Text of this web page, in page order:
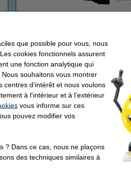
biseautée
2 - 5 mm (Artline 90)
4 - 12 mm (Edding 800)
5 - 15 mm (Edding 850)
7,5 - 12 mm (Artline 100)
que possible pour vous, nous
cookies fonctionnels assurent
une fonction analytique qui
souhaitons vous montrer
centres d'intérêt et nous voulons
à l'intérieur et à l'extérieur
vous informe sur ces
pouvez modifier vos
? Dans ce cas, nous ne plaçons
des techniques similaires à